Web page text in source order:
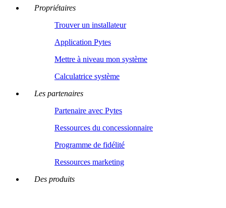
Propriétaires
Trouver un installateur
Application Pytes
Mettre à niveau mon système
Calculatrice système
Les partenaires
Partenaire avec Pytes
Ressources du concessionnaire
Programme de fidélité
Ressources marketing
Des produits